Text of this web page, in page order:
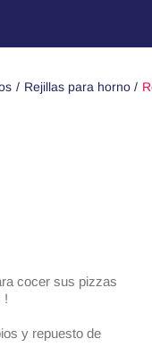
Rejillas para horno
cocer sus pizzas
!
y repuesto de